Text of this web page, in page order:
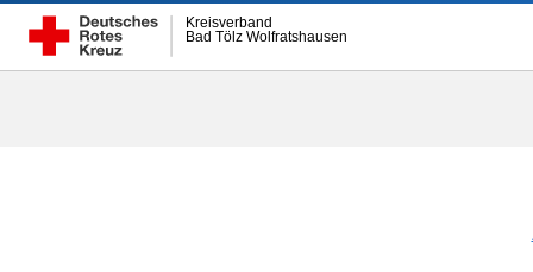
Bad Tölz Wolfratshausen
Kreisverband